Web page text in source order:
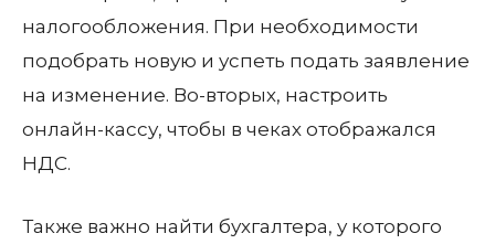
налогообложения. При необходимости
подобрать новую и успеть подать заявление
на изменение. Во-вторых, настроить
онлайн-кассу, чтобы в чеках отображался
НДС.
Также важно найти бухгалтера, у которого